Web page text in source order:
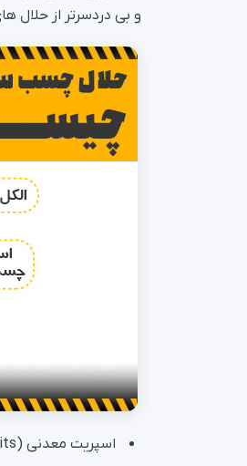
و بی دردسرتر از حلال
اسپریت معدنی (Mineral Spirits)